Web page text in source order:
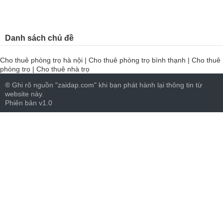
Danh sách chủ đề
Cho thuê phòng trọ hà nội | Cho thuê phòng trọ bình thạnh | Cho thuê
phòng trọ | Cho thuê nhà trọ
® Ghi rõ nguồn "zaidap.com" khi bạn phát hành lại thông tin từ
website này.
Phiên bản v1.0